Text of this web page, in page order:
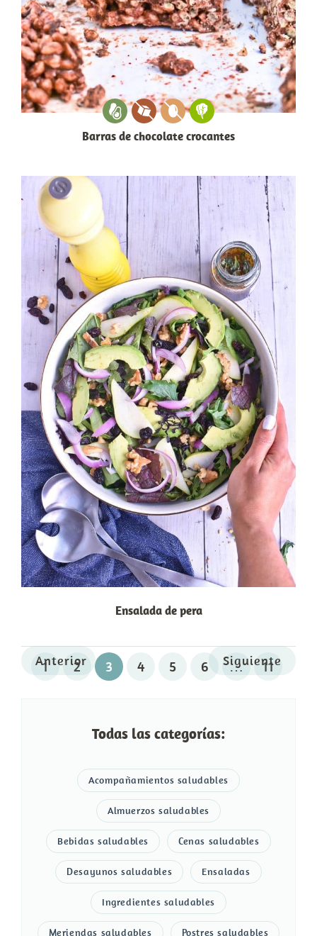
Barras de chocolate crocantes
Ensalada de pera
Anterior
1 2 3 4 5 6 … 11
Siguiente
Todas las categorías:
Acompañamientos saludables
Almuerzos saludables
Bebidas saludables Cenas saludables
Desayunos saludables Ensaladas
Ingredientes saludables
Meriendas saludables Postres saludables